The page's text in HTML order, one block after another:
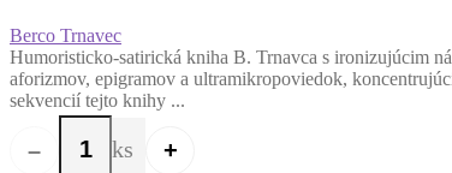
Berco Trnavec
Humoristicko-satirická kniha B. Trnavca s ironizujúcim
aforizmov, epigramov a ultramikropoviedok,
sekvencií tejto knihy ...
–
množstvo Celoplošný Alzheimer
ks +